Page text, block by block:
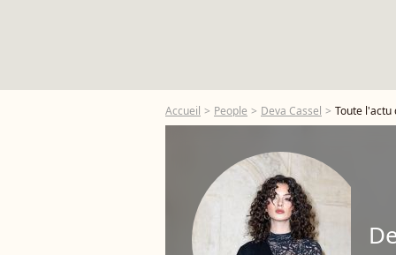
Accueil People Deva Cassel Toute l'actu